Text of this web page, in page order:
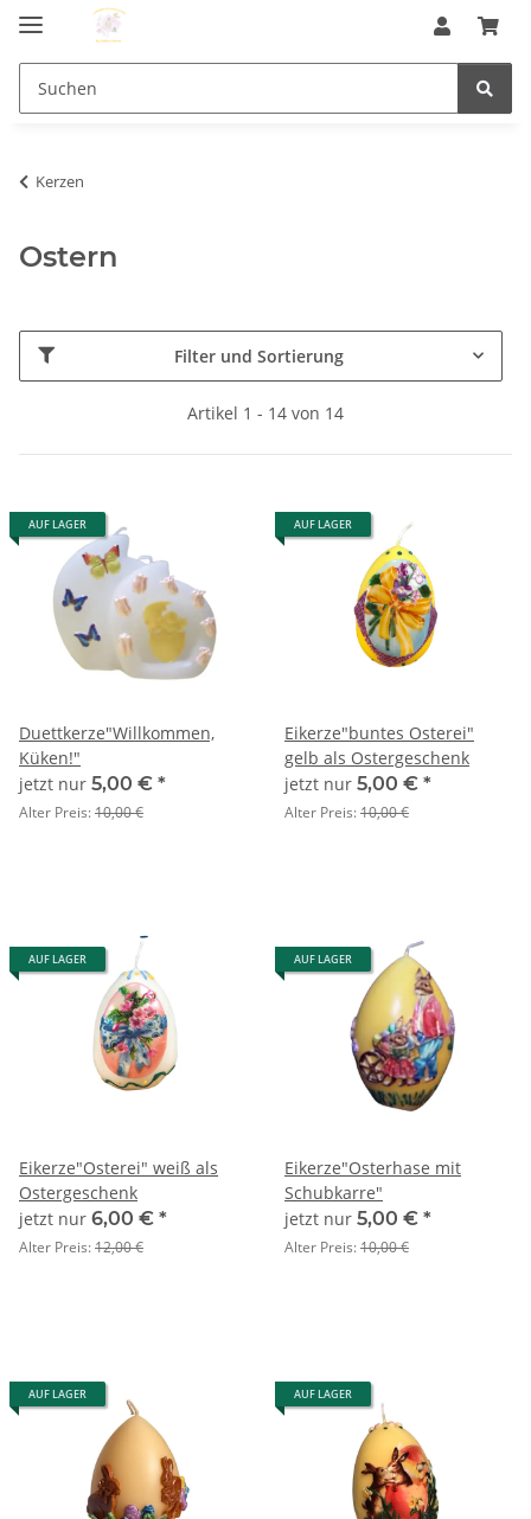
Kerzen
Ostern
Filter und Sortierung
Artikel 1 - 14 von 14
AUF LAGER
Duettkerze"Willkommen,
Küken!"
jetzt nur 5,00 € *
Alter Preis:10,00 €
AUF LAGER
Eikerze"buntes Osterei"
gelb als Ostergeschenk
jetzt nur 5,00 € *
Alter Preis:10,00 €
AUF LAGER
Eikerze"Osterei" weiß als
Ostergeschenk
jetzt nur 6,00 € *
Alter Preis:12,00 €
AUF LAGER
Eikerze"Osterhase mit
Schubkarre"
jetzt nur 5,00 € *
Alter Preis:10,00 €
AUF LAGER AUF LAGER